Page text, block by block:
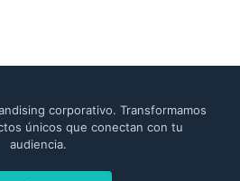
corporativo. Transformamos
únicos que conectan con tu
audiencia.